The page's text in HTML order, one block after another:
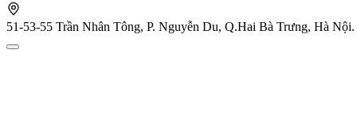
51-53-55 Trần Nhân Tông, P. Nguyễn Du, Q.Hai Bà Trưng, Hà Nội.